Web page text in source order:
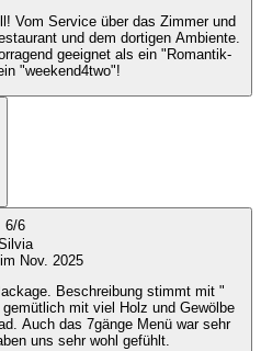
Vom Service über das Zimmer und
und dem dortigen Ambiente.
geeignet als ein "Romantik-
"weekend4two"!
6/6
Nov. 2025
Beschreibung stimmt mit "
mit viel Holz und Gewölbe
Auch das 7gänge Menü war sehr
uns sehr wohl gefühlt.